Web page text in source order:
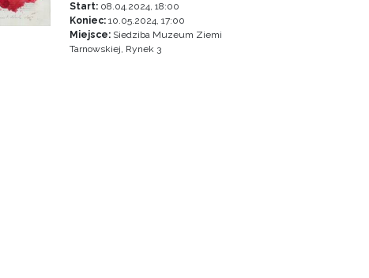
Start:08.04.2024, 18:00
Koniec:10.05.2024, 17:00
Miejsce:Siedziba Muzeum Ziemi
Tarnowskiej, Rynek 3